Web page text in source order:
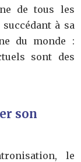
de tous les
à sa
du monde :
sont des
son
le